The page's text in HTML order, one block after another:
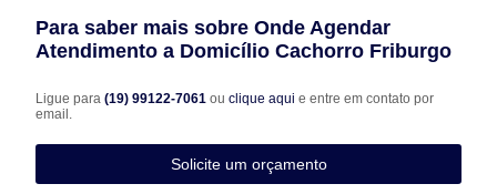
Para saber mais sobre Onde Agendar
Atendimento a Domicílio Cachorro Friburgo
Ligue para(19) 99122-7061ouclique aqui e entre em contato por
email.
Solicite um orçamento